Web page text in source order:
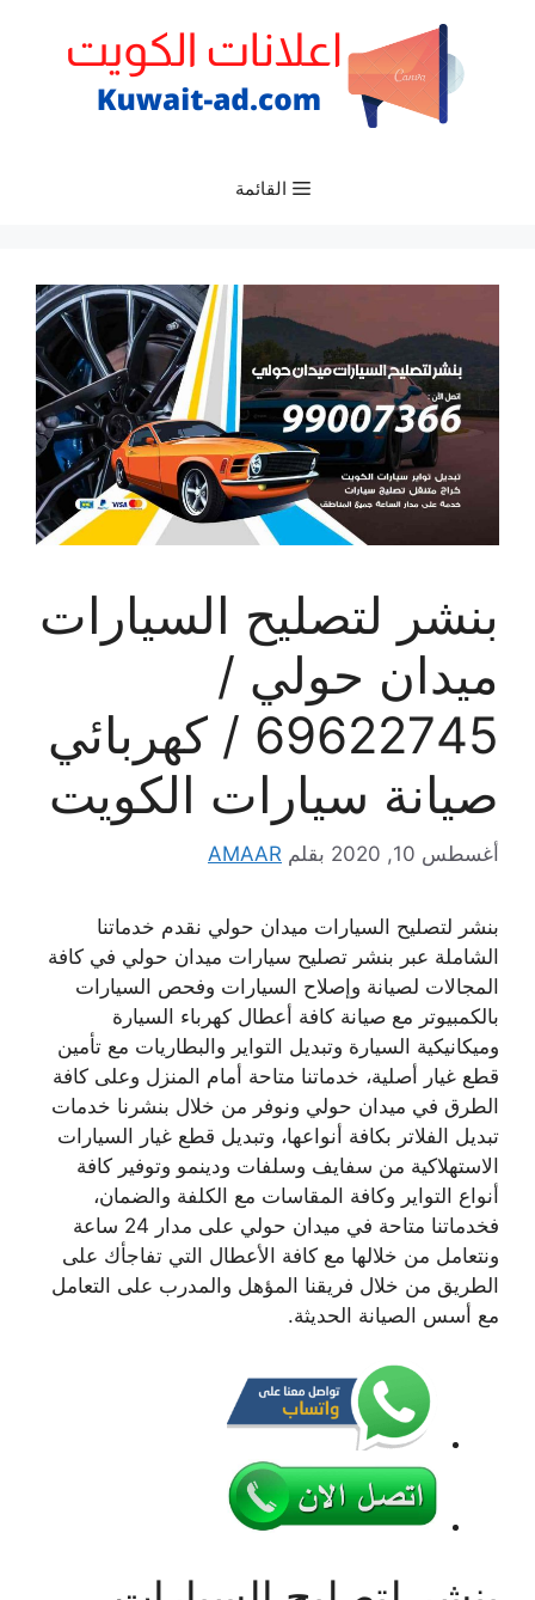
القائمة
بنشر لتصليح السيارات
ميدان حولي /
69622745 / كهربائي
صيانة سيارات الكويت
أغسطس 10, 2020 بقلم AMAAR
بنشر لتصليح السيارات ميدان حولي نقدم خدماتنا
الشاملة عبر بنشر تصليح سيارات ميدان حولي في كافة
المجالات لصيانة وإصلاح السيارات وفحص السيارات
بالكمبيوتر مع صيانة كافة أعطال كهرباء السيارة
وميكانيكية السيارة وتبديل التواير والبطاريات مع تأمين
قطع غيار أصلية، خدماتنا متاحة أمام المنزل وعلى كافة
الطرق في ميدان حولي ونوفر من خلال بنشرنا خدمات
تبديل الفلاتر بكافة أنواعها، وتبديل قطع غيار السيارات
الاستهلاكية من سفايف وسلفات ودينمو وتوفير كافة
أنواع التواير وكافة المقاسات مع الكلفة والضمان،
فخدماتنا متاحة في ميدان حولي على مدار 24 ساعة
ونتعامل من خلالها مع كافة الأعطال التي تفاجأك على
الطريق من خلال فريقنا المؤهل والمدرب على التعامل
مع أسس الصيانة الحديثة.